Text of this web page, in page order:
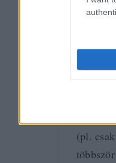
amikor
tenni,
tudom
(pl.